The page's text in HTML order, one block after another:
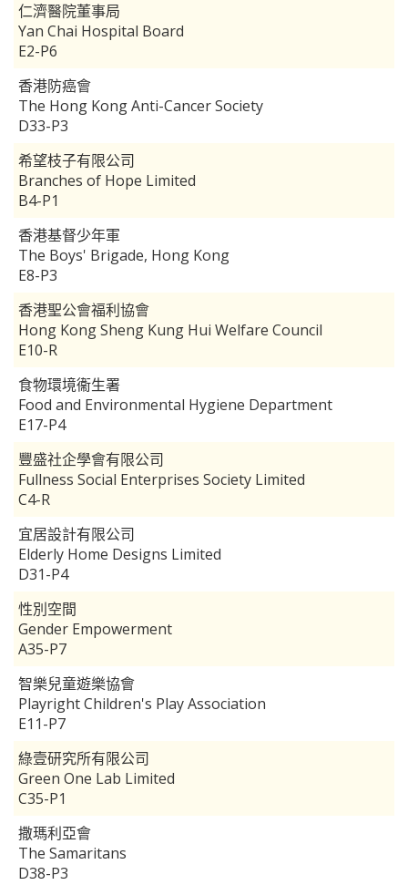
仁濟醫院董事局
Yan Chai Hospital Board
E2-P6
香港防癌會
The Hong Kong Anti-Cancer Society
D33-P3
希望枝子有限公司
Branches of Hope Limited
B4-P1
香港基督少年軍
The Boys' Brigade, Hong Kong
E8-P3
香港聖公會福利協會
Hong Kong Sheng Kung Hui Welfare Council
E10-R
食物環境衞生署
Food and Environmental Hygiene Department
E17-P4
豐盛社企學會有限公司
Fullness Social Enterprises Society Limited
C4-R
宜居設計有限公司
Elderly Home Designs Limited
D31-P4
性別空間
Gender Empowerment
A35-P7
智樂兒童遊樂協會
Playright Children's Play Association
E11-P7
綠壹研究所有限公司
Green One Lab Limited
C35-P1
撒瑪利亞會
The Samaritans
D38-P3